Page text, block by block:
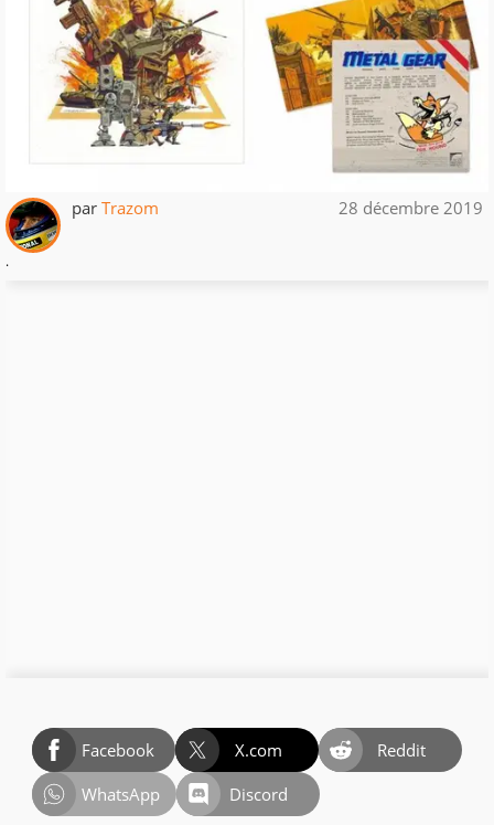
par Trazom 28 décembre 2019
.
Facebook X.com
Reddit
WhatsApp
Discord